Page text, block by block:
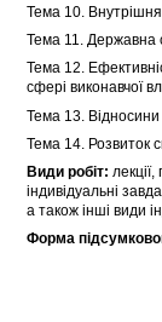
Тема 10. Внутрішня
Тема 11. Державна
Тема 12.
сфері виконавчої
Тема 13. Відносини
Тема 14. Розвиток
Види робіт:
індивідуальні
а також інші види
Форма